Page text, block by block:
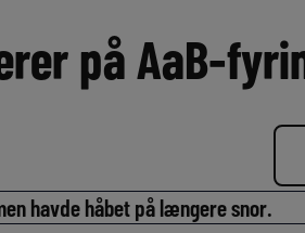
på AaB-
havde håbet på længere snor.